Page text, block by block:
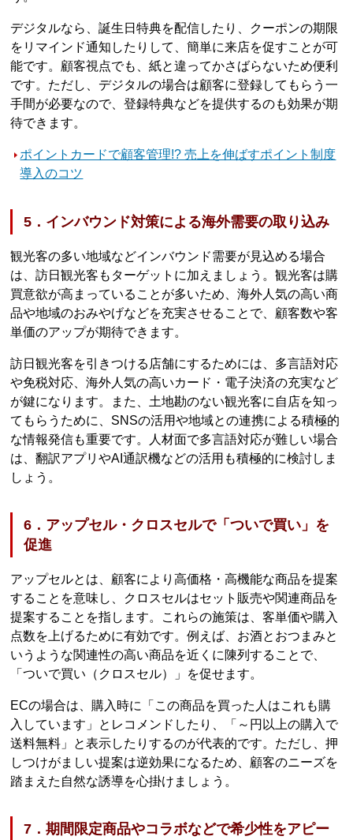
デジタルなら、誕生日特典を配信したり、クーポンの期限
をリマインド通知したりして、簡単に来店を促すことが可
能です。顧客視点でも、紙と違ってかさばらないため便利
です。ただし、デジタルの場合は顧客に登録してもらう一
手間が必要なので、登録特典などを提供するのも効果が期
待できます。
ポイントカードで顧客管理!? 売上を伸ばすポイント制度
導入のコツ
5．インバウンド対策による海外需要の取り込み
観光客の多い地域などインバウンド需要が見込める場合
は、訪日観光客もターゲットに加えましょう。観光客は購
買意欲が高まっていることが多いため、海外人気の高い商
品や地域のおみやげなどを充実させることで、顧客数や客
単価のアップが期待できます。
訪日観光客を引きつける店舗にするためには、多言語対応
や免税対応、海外人気の高いカード・電子決済の充実など
が鍵になります。また、土地勘のない観光客に自店を知っ
てもらうために、SNSの活用や地域との連携による積極的
な情報発信も重要です。人材面で多言語対応が難しい場合
は、翻訳アプリやAI通訳機などの活用も積極的に検討しま
しょう。
6．アップセル・クロスセルで「ついで買い」を
促進
アップセルとは、顧客により高価格・高機能な商品を提案
することを意味し、クロスセルはセット販売や関連商品を
提案することを指します。これらの施策は、客単価や購入
点数を上げるために有効です。例えば、お酒とおつまみと
いうような関連性の高い商品を近くに陳列することで、
「ついで買い（クロスセル）」を促せます。
ECの場合は、購入時に「この商品を買った人はこれも購
入しています」とレコメンドしたり、「～円以上の購入で
送料無料」と表示したりするのが代表的です。ただし、押
しつけがましい提案は逆効果になるため、顧客のニーズを
踏まえた自然な誘導を心掛けましょう。
7．期間限定商品やコラボなどで希少性をアピー